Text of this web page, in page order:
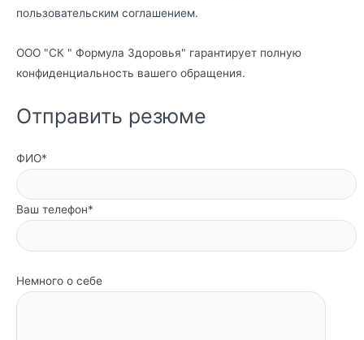
пользовательским соглашением.
ООО "СК " Формула Здоровья" гарантирует полную
конфиденциальность вашего обращения.
Отправить резюме
ФИО*
Ваш телефон*
Немного о себе